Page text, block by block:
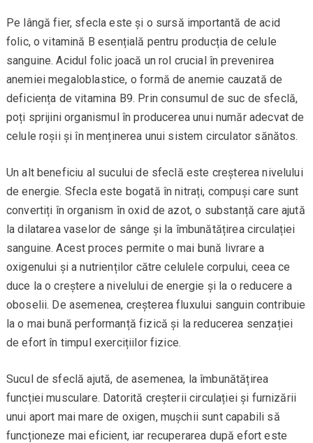
Pe lângă fier, sfecla este și o sursă importantă de acid
folic, o vitamină B esențială pentru producția de celule
sanguine. Acidul folic joacă un rol crucial în prevenirea
anemiei megaloblastice, o formă de anemie cauzată de
deficiența de vitamina B9. Prin consumul de suc de sfeclă,
poți sprijini organismul în producerea unui număr adecvat de
celule roșii și în menținerea unui sistem circulator sănătos.
Un alt beneficiu al sucului de sfeclă este creșterea nivelului
de energie. Sfecla este bogată în nitrați, compuși care sunt
convertiți în organism în oxid de azot, o substanță care ajută
la dilatarea vaselor de sânge și la îmbunătățirea circulației
sanguine. Acest proces permite o mai bună livrare a
oxigenului și a nutrienților către celulele corpului, ceea ce
duce la o creștere a nivelului de energie și la o reducere a
oboselii. De asemenea, creșterea fluxului sanguin contribuie
la o mai bună performanță fizică și la reducerea senzației
de efort în timpul exercițiilor fizice.
Sucul de sfeclă ajută, de asemenea, la îmbunătățirea
funcției musculare. Datorită creșterii circulației și furnizării
unui aport mai mare de oxigen, mușchii sunt capabili să
funcționeze mai eficient, iar recuperarea după efort este